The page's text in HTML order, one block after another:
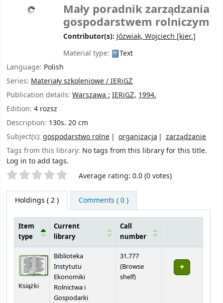
Mały poradnik zarządzania
gospodarstwem rolniczym
Contributor(s): Józwiak, Wojciech [kier.]
Material type:
Text
Language: Polish
Series: Materiały szkoleniowe / IERiGŻ
Publication details: Warszawa : IERiGŻ, 1994.
Edition: 4 rozsz
Description: 130s. 20 cm
Subject(s): gospodarstwo rolne organizacja
zarządzanie
Tags from this library: No tags from this library for this title.
Log in to add tags.
Star ratings Average rating: 0.0 (0 votes)
Holdings ( 2 ) Comments ( 0 )
Item
type
Current
library
Call
number
Książki
Biblioteka
Instytutu
Ekonomiki
Rolnictwa i
Gospodarki
31.777
(Browse
shelf(Opens below)
)